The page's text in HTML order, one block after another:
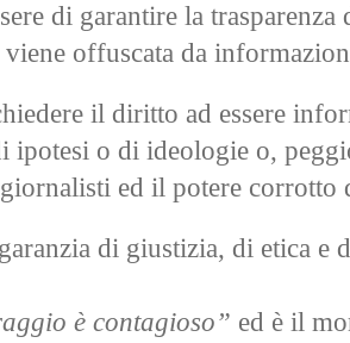
di garantire la
viene offuscata da
il diritto ad essere
ipotesi o di ideologie o,
ed il potere corrotto
di giustizia, di etica e
è contagioso” ed è il